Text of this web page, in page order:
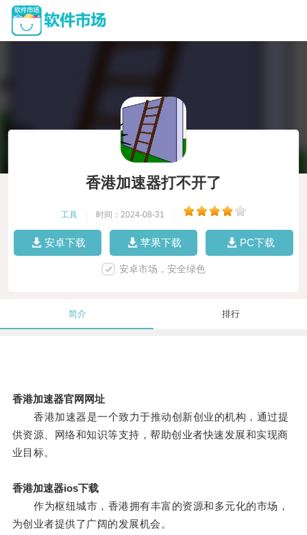
香港加速器打不开了
工具 时间：2024-08-31
安卓下载 苹果下载 PC下载
安卓市场，安全绿色
简介 排行
香港加速器官网网址
香港加速器是一个致力于推动创新创业的机构，通过提
供资源、网络和知识等支持，帮助创业者快速发展和实现商
业目标。
香港加速器ios下载
作为枢纽城市，香港拥有丰富的资源和多元化的市场，
为创业者提供了广阔的发展机会。